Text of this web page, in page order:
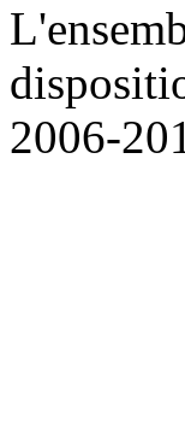
2006-